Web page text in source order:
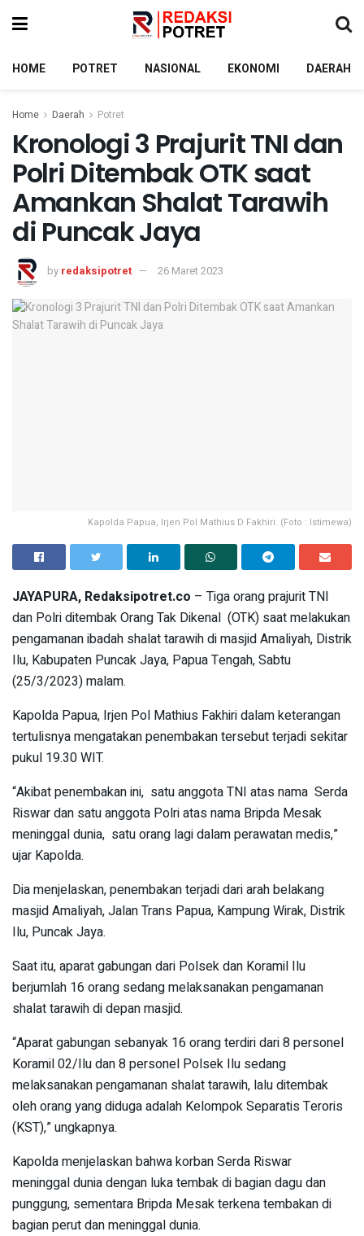
HOME POTRET NASIONAL EKONOMI DAERAH
Home Daerah Potret
Kronologi 3 Prajurit TNI dan
Polri Ditembak OTK saat
Amankan Shalat Tarawih
di Puncak Jaya
by redaksipotret 26 Maret 2023
Kapolda Papua, Irjen Pol Mathius D Fakhiri. (Foto : Istimewa)
JAYAPURA, Redaksipotret.co – Tiga orang prajurit TNI
dan Polri ditembak Orang Tak Dikenal (OTK) saat melakukan
pengamanan ibadah shalat tarawih di masjid Amaliyah, Distrik
Ilu, Kabupaten Puncak Jaya, Papua Tengah, Sabtu
(25/3/2023) malam.
Kapolda Papua, Irjen Pol Mathius Fakhiri dalam keterangan
tertulisnya mengatakan penembakan tersebut terjadi sekitar
pukul 19.30 WIT.
“Akibat penembakan ini, satu anggota TNI atas nama Serda
Riswar dan satu anggota Polri atas nama Bripda Mesak
meninggal dunia, satu orang lagi dalam perawatan medis,”
ujar Kapolda.
Dia menjelaskan, penembakan terjadi dari arah belakang
masjid Amaliyah, Jalan Trans Papua, Kampung Wirak, Distrik
Ilu, Puncak Jaya.
Saat itu, aparat gabungan dari Polsek dan Koramil Ilu
berjumlah 16 orang sedang melaksanakan pengamanan
shalat tarawih di depan masjid.
“Aparat gabungan sebanyak 16 orang terdiri dari 8 personel
Koramil 02/Ilu dan 8 personel Polsek Ilu sedang
melaksanakan pengamanan shalat tarawih, lalu ditembak
oleh orang yang diduga adalah Kelompok Separatis Teroris
(KST),” ungkapnya.
Kapolda menjelaskan bahwa korban Serda Riswar
meninggal dunia dengan luka tembak di bagian dagu dan
punggung, sementara Bripda Mesak terkena tembakan di
bagian perut dan meninggal dunia.